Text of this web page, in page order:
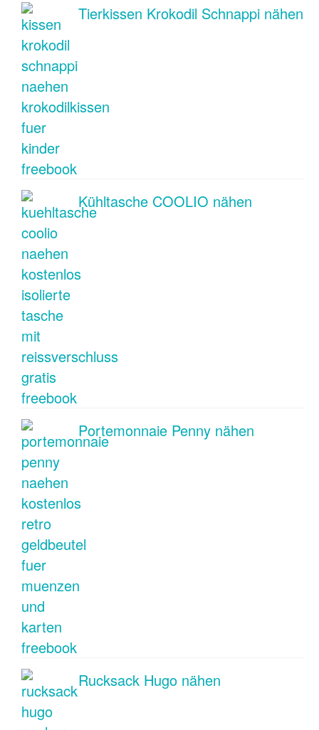
Tierkissen Krokodil Schnappi nähen
Kühltasche COOLIO nähen
Portemonnaie Penny nähen
Rucksack Hugo nähen